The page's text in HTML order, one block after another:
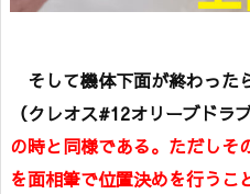
そして機体下面が終わった
（クレオス#12オリーブドラ
の時と同様である。ただしそ
を面相筆で位置決めを行うこ